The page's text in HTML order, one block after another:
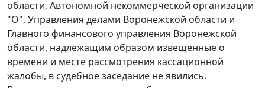
области, Автономной некоммерческой организации
"О", Управления делами Воронежской области и
Главного финансового управления Воронежской
области, надлежащим образом извещенные о
времени и месте рассмотрения кассационной
жалобы, в судебное заседание не явились.